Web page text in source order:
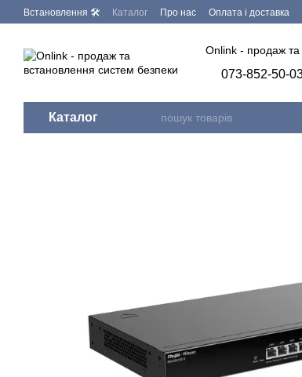
Перейти до основного контенту
Встановлення 🛠 Каталог Про нас Оплата і доставка
Onlink - продаж та
073-852-50-
Каталог